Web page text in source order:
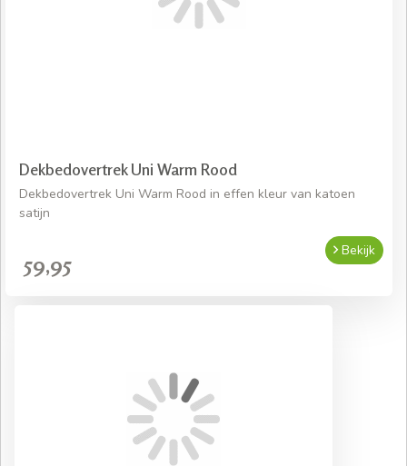
Dekbedovertrek Uni Warm Rood
Dekbedovertrek Uni Warm Rood in effen kleur van katoen
satijn
59,95
Bekijk